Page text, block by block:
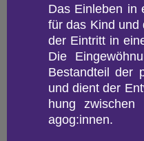
Das Ein­le­ben in
für das Kind und
der Ein­tritt in
Die
Be­stand­teil der
und dient der
hung
agog:innen.